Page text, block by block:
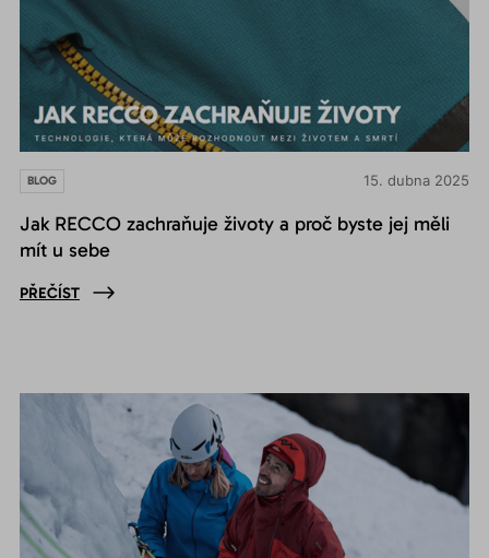
15. dubna 2025
BLOG
Jak RECCO zachraňuje životy a proč byste jej měli
mít u sebe
PŘEČÍST